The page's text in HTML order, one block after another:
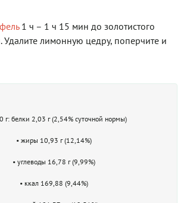
1 ч – 1 ч 15 мин до золотистого
Удалите лимонную цедру, поперчите и
г: белки 2,03 г (2,54% суточной нормы)
• жиры 10,93 г (12,14%)
• углеводы 16,78 г (9,99%)
• ккал 169,88 (9,44%)